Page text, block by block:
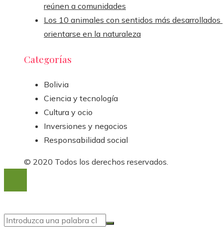
reúnen a comunidades
Los 10 animales con sentidos más desarrollados
orientarse en la naturaleza
Categorías
Bolivia
Ciencia y tecnología
Cultura y ocio
Inversiones y negocios
Responsabilidad social
© 2020 Todos los derechos reservados.